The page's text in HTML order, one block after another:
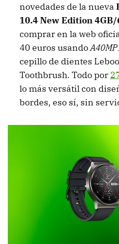
novedades de la nueva
10.4 New Edition 4GB/
comprar en la web
40 euros usando
cepillo de dientes
Toothbrush. Todo por
lo más versátil con
bordes, eso sí, sin